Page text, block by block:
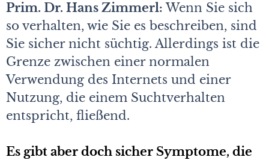
Prim. Dr. Hans Zimmerl:Wenn Sie sich
so verhalten, wie Sie es beschreiben, sind
Sie sicher nicht süchtig. Allerdings ist die
Grenze zwischen einer normalen
Verwendung des Internets und einer
Nutzung, die einem Suchtverhalten
entspricht, fließend.
Es gibt aber doch sicher Symptome, die